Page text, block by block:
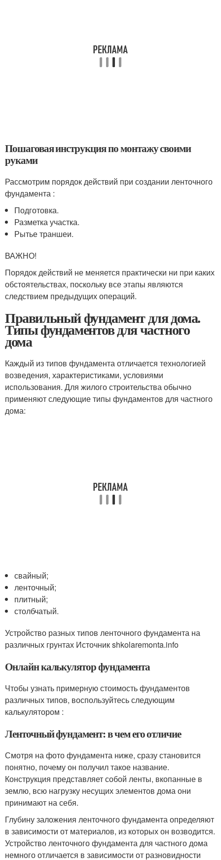
Пошаговая инструкция по монтажу своими
руками
Рассмотрим порядок действий при создании ленточного
фундамента :
Подготовка.
Разметка участка.
Рытье траншеи.
ВАЖНО!
Порядок действий не меняется практически ни при каких
обстоятельствах, поскольку все этапы являются
следствием предыдущих операций.
Правильный фундамент для дома.
Типы фундаментов для частного
дома
Каждый из типов фундамента отличается технологией
возведения, характеристиками, условиями
использования. Для жилого строительства обычно
применяют следующие типы фундаментов для частного
дома:
свайный;
ленточный;
плитный;
столбчатый.
Устройство разных типов ленточного фундамента на
различных грунтах Источник shkolaremonta.info
Онлайн калькулятор фундамента
Чтобы узнать примерную стоимость фундаментов
различных типов, воспользуйтесь следующим
калькулятором :
Ленточный фундамент: в чем его отличие
Смотря на фото фундамента ниже, сразу становится
понятно, почему он получил такое название.
Конструкция представляет собой ленты, вкопанные в
землю, всю нагрузку несущих элементов дома они
принимают на себя.
Глубину заложения ленточного фундамента определяют
в зависимости от материалов, из которых он возводится.
Устройство ленточного фундамента для частного дома
немного отличается в зависимости от разновидности